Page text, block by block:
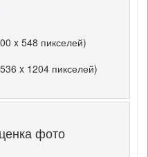
x 548 пикселей)
x 1204 пикселей)
фото